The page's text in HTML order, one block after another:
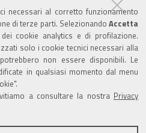
necessari al corretto funzionamento
di terze parti. Selezionando Accetta
cookie analytics e di profilazione.
solo i cookie tecnici necessari alla
non essere disponibili. Le
in qualsiasi momento dal menu
a consultare la nostra
Privacy
effettuare i pagamenti
diretta o con Avviso di
Paga con PagoPA
amministrazioni